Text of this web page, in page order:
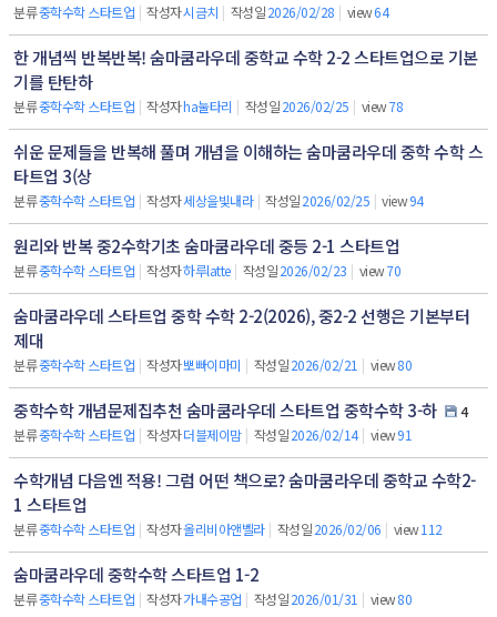
분류중학수학 스타트업 | 작성자시금치 | 작성일2026/02/28 | view64
한 개념씩 반복반복! 숨마쿰라우데 중학교 수학 2-2 스타트업으로 기본
기를 탄탄하
분류중학수학 스타트업 | 작성자ha눌타리 | 작성일2026/02/25 | view78
쉬운 문제들을 반복해 풀며 개념을 이해하는 숨마쿰라우데 중학 수학 스
타트업 3(상
분류중학수학 스타트업 | 작성자세상을빛내라 | 작성일2026/02/25 | view94
원리와 반복 중2수학기초 숨마쿰라우데 중등 2-1 스타트업
분류중학수학 스타트업 | 작성자하루latte | 작성일2026/02/23 | view70
숨마쿰라우데 스타트업 중학 수학 2-2(2026), 중2-2 선행은 기본부터
제대
분류중학수학 스타트업 | 작성자뽀빠이마미 | 작성일2026/02/21 | view80
중학수학 개념문제집추천 숨마쿰라우데 스타트업 중학수학 3-하
4
분류중학수학 스타트업 | 작성자더블제이맘 | 작성일2026/02/14 | view91
수학개념 다음엔 적용! 그럼 어떤 책으로? 숨마쿰라우데 중학교 수학2-
1 스타트업
분류중학수학 스타트업 | 작성자올리비아앤벨라 | 작성일2026/02/06 | view112
숨마쿰라우데 중학수학 스타트업 1-2
분류중학수학 스타트업 | 작성자가내수공업 | 작성일2026/01/31 | view80